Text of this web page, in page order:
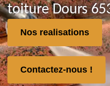
toiture Dours
Nos realisations
Contactez-nous !